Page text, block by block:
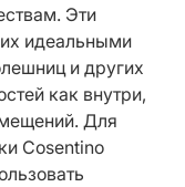
Эти
идеальными
и других
как внутри,
Для
Cosentino